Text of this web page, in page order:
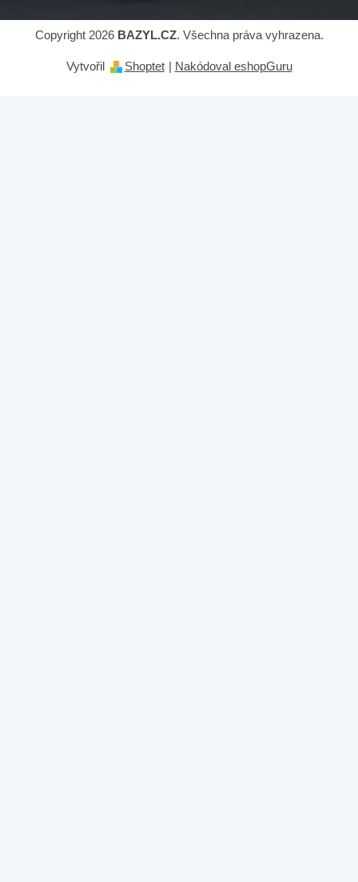
Vytvořil Shoptet | Nakódoval eshopGuru
Copyright 2026 BAZYL.CZ. Všechna práva vyhrazena.